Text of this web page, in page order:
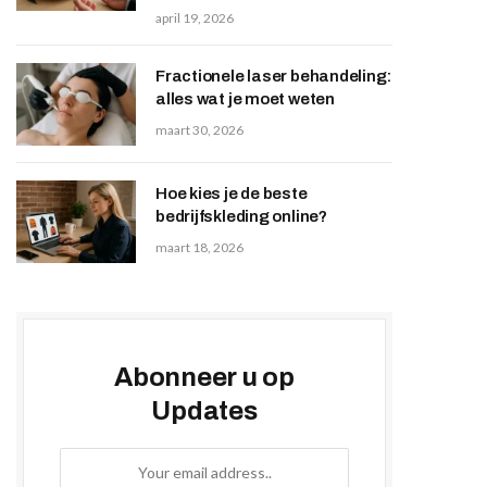
april 19, 2026
Fractionele laser behandeling:
alles wat je moet weten
maart 30, 2026
Hoe kies je de beste
bedrijfskleding online?
maart 18, 2026
Abonneer u op
Updates